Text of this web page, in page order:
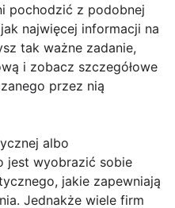
pochodzić z podobnej
najwięcej informacji na
tak ważne zadanie,
i zobacz szczegółowe
przez nią
albo
jest wyobrazić sobie
jakie zapewniają
Jednakże wiele firm